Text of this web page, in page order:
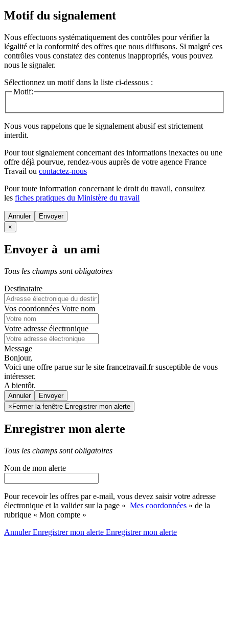
Motif du signalement
Nous effectuons systématiquement des contrôles pour vérifier la
légalité et la conformité des offres que nous diffusons. Si malgré ces
contrôles vous constatez des contenus inappropriés, vous pouvez
nous le signaler.
Sélectionnez un motif dans la liste ci-dessous :
Motif:
Nous vous rappelons que le signalement abusif est strictement
interdit.
Pour tout signalement concernant des informations inexactes ou une
offre déjà pourvue, rendez-vous auprès de votre agence France
Travail ou contactez-nous
Pour toute information concernant le droit du travail, consultez
les fiches pratiques du Ministère du travail
Annuler
×
Envoyer à un ami
Tous les champs sont obligatoires
Destinataire
Vos coordonnées Votre nom
Votre adresse électronique
Message
Bonjour,
Voici une offre parue sur le site francetravail.fr susceptible de vous
intéresser.
A bientôt.
Annuler
× Fermer la fenêtre Enregistrer mon alerte
Enregistrer mon alerte
Tous les champs sont obligatoires
Nom de mon alerte
Pour recevoir les offres par e-mail, vous devez saisir votre adresse
électronique et la valider sur la page « Mes coordonnées » de la
rubrique « Mon compte »
AnnulerEnregistrer mon alerte Enregistrermon alerte